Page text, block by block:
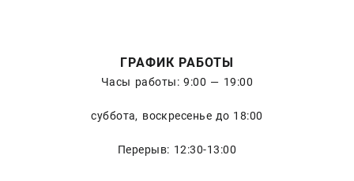
ГРАФИК РАБОТЫ
Часы работы: 9:00 — 19:00
суббота, воскресенье до 18:00
Перерыв: 12:30-13:00